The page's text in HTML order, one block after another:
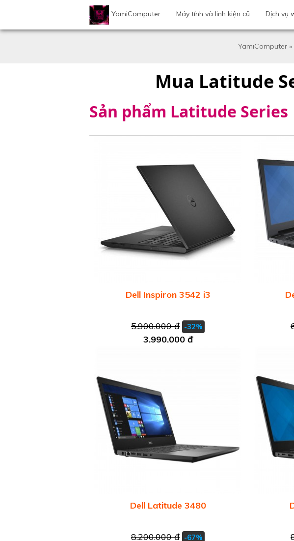
YamiComputer Máy tính và linh kiện cũ Dịch vụ
YamiComputer»
Mua Latitude
Sản phẩm Latitude Series
Dell Inspiron 3542 i3
5.900.000 đ -32%
3.990.000 đ
Dell Latitude 3480
8.200.000 đ -67%